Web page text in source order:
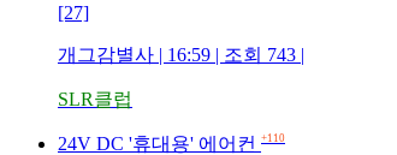
[27]
개그감별사 | 16:59 | 조회 743 |
SLR클럽
24V DC '휴대용' 에어컨 +110